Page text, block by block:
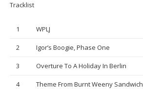
Tracklist
1 WPLJ
2 Igor’s Boogie, Phase One
3 Overture To A Holiday In Berlin
4 Theme From Burnt Weeny Sandwich